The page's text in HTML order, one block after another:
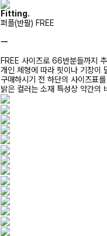
Fitting.
퍼플(반팔) FREE
ㅡ
FREE 사이즈로 66반분들까지
개인 체형에 따라 핏이나 기장이
구매하시기 전 하단의 사이즈표
밝은 컬러는 소재 특성상 약간의